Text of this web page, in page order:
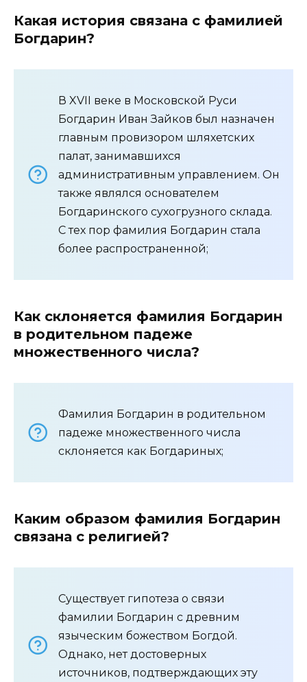
Какая история связана с фамилией
Богдарин?
В XVII веке в Московской Руси
Богдарин Иван Зайков был назначен
главным провизором шляхетских
палат, занимавшихся
административным управлением. Он
также являлся основателем
Богдаринского сухогрузного склада.
С тех пор фамилия Богдарин стала
более распространенной;
Как склоняется фамилия Богдарин
в родительном падеже
множественного числа?
Фамилия Богдарин в родительном
падеже множественного числа
склоняется как Богдариных;
Каким образом фамилия Богдарин
связана с религией?
Существует гипотеза о связи
фамилии Богдарин с древним
языческим божеством Богдой.
Однако, нет достоверных
источников, подтверждающих эту